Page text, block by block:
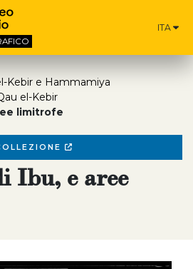
ITA
Kebir e Hammamiya
el-Kebir
limitrofe
Ibu, e aree